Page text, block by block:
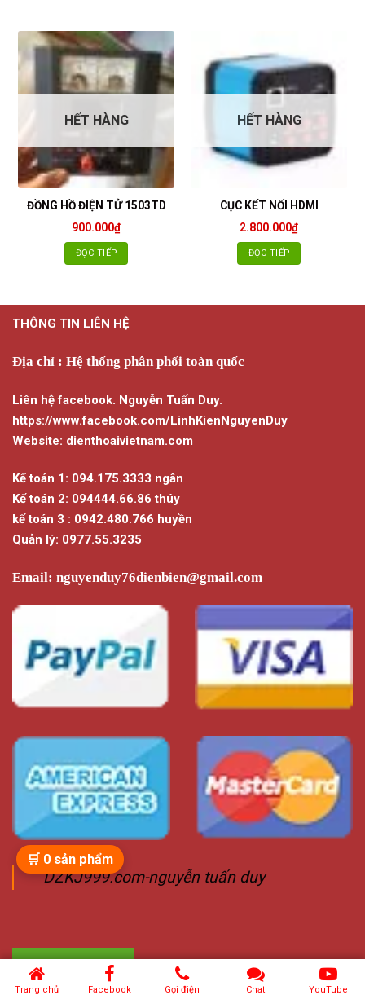
HẾT HÀNG
ĐỒNG HỒ ĐIỆN TỬ 1503TD
900.000₫
ĐỌC TIẾP
HẾT HÀNG
CỤC KẾT NỐI HDMI
2.800.000₫
ĐỌC TIẾP
THÔNG TIN LIÊN HỆ
Địa chỉ : Hệ thống phân phối toàn quốc
Liên hệ facebook. Nguyễn Tuấn Duy.
https://www.facebook.com/LinhKienNguyenDuy
Website: dienthoaivietnam.com
Kế toán 1: 094.175.3333 ngân
Kế toán 2: 094444.66.86 thúy
kế toán 3 : 0942.480.766 huyền
Quản lý: 0977.55.3235
Email: nguyenduy76dienbien@gmail.com
DZKJ999.com-nguyễn tuấn duy
Trang chủ Facebook Gọi điện Chat YouTube
🛒 0 sản phẩm